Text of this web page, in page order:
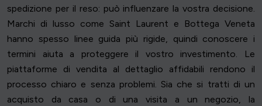
spedizione per il reso: può influenzare la vostra decisione.
Marchi di lusso come Saint Laurent e Bottega Veneta
hanno spesso linee guida più rigide, quindi conoscere i
termini aiuta a proteggere il vostro investimento. Le
piattaforme di vendita al dettaglio affidabili rendono il
processo chiaro e senza problemi. Sia che si tratti di un
acquisto da casa o di una visita a un negozio, la